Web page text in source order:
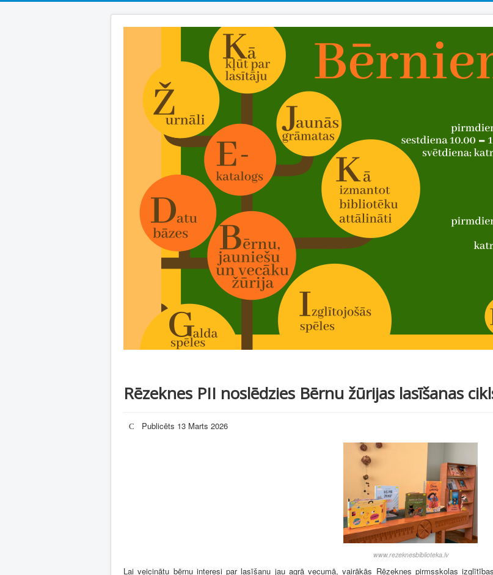
Rēzeknes PII noslēdzies Bērnu žūrijas lasīšanas
Publicēts 13 Marts 2026
www.rezeknesbiblioteka.lv
Lai veicinātu bērnu interesi par lasīšanu jau agrā vecumā, vairākās Rēzeknes pirmsskolas